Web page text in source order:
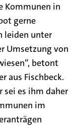
Kommunen in
gerne
leiden unter
Umsetzung von
betont
aus Fischbeck.
sei es ihm daher
im